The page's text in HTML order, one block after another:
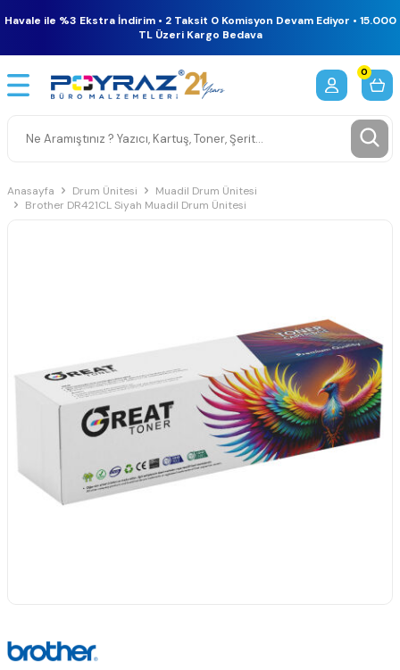
Havale ile %3 Ekstra İndirim • 2 Taksit 0 Komisyon Devam Ediyor • 15.000
TL Üzeri Kargo Bedava
0
Anasayfa Drum Ünitesi
Muadil Drum Ünitesi
Brother DR421CL Siyah Muadil Drum Ünitesi